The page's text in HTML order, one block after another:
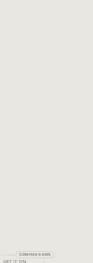
GET IT ON
COMING SOON